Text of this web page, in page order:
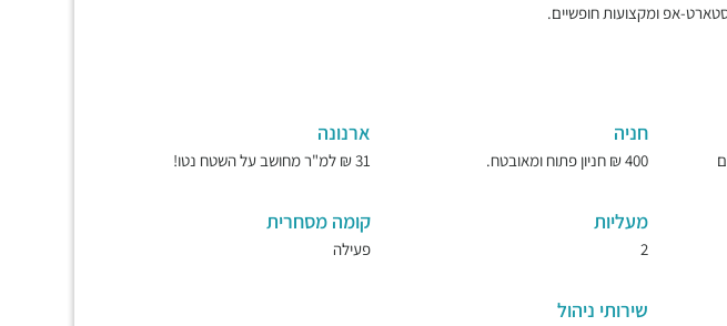
אפ ומקצועות חופשיים.
חניה
400 ₪ חניון פתוח ומאובטח.
ארנונה
31 ₪ למ"ר מחושב על השטח נטו!
מעליות
2
קומה מסחרית
פעילה
שירותי ניהול